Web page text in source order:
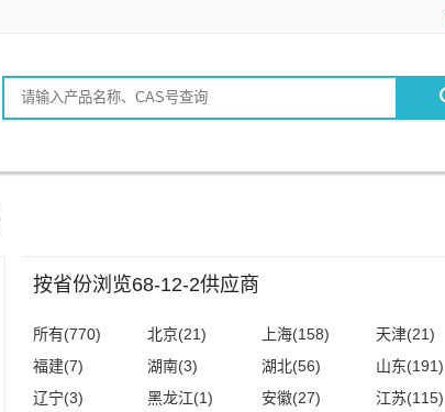
按省份浏览68-12-2供应商
所有(770) 北京(21) 上海(158) 天津(21)
福建(7)
湖南(3) 湖北(56) 山东(191)
辽宁(3)
黑龙江(1) 安徽(27) 江苏(115)